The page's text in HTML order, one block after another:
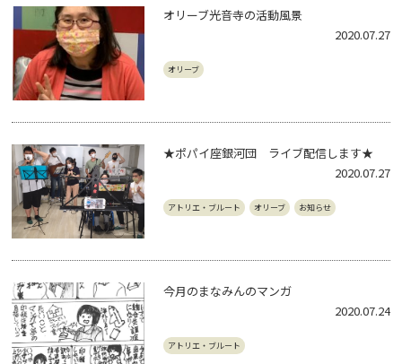
オリーブ光音寺の活動風景
2020.07.27
オリーブ
★ポパイ座銀河団 ライブ配信します★
2020.07.27
アトリエ・ブルート オリーブ お知らせ
今月のまなみんのマンガ
2020.07.24
アトリエ・ブルート